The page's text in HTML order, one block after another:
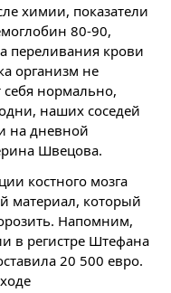
химии, показатели
80-90,
переливания крови
организм не
себя нормально,
наших соседей
на дневной
Швецова.
костного мозга
материал, который
Напомним,
в регистре Штефана
20 500 евро.